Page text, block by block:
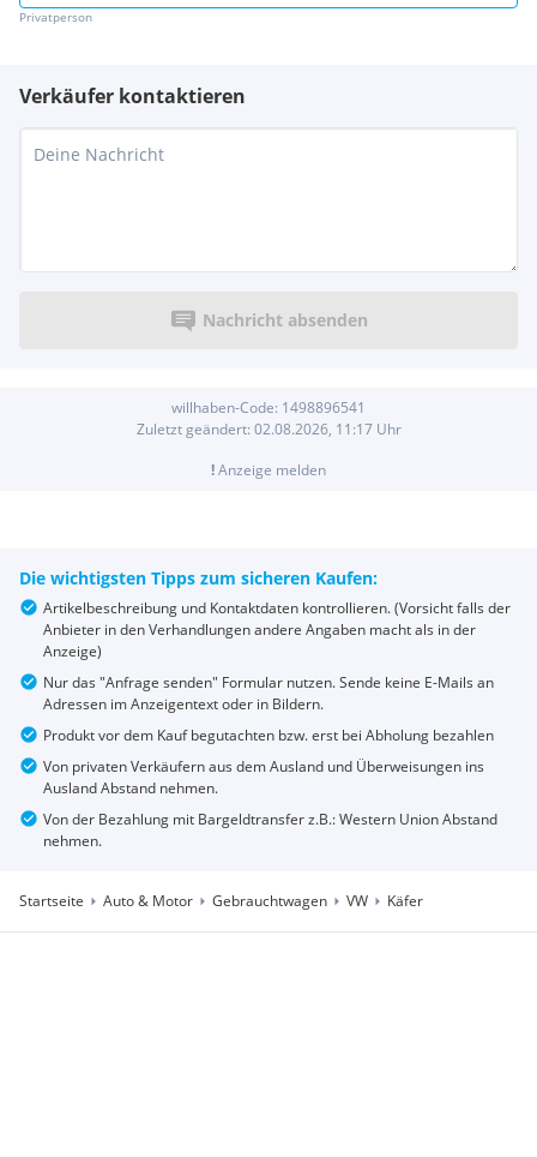
Privatperson
Verkäufer kontaktieren
Nachricht absenden
willhaben-Code: 1498896541
Zuletzt geändert: 02.08.2026, 11:17Uhr
!Anzeige melden
Die wichtigsten Tipps zum sicheren Kaufen:
Artikelbeschreibung und Kontaktdaten kontrollieren. (Vorsicht falls der
Anbieter in den Verhandlungen andere Angaben macht als in der
Anzeige)
Nur das "Anfrage senden" Formular nutzen. Sende keine E-Mails an
Adressen im Anzeigentext oder in Bildern.
Produkt vor dem Kauf begutachten bzw. erst bei Abholung bezahlen
Von privaten Verkäufern aus dem Ausland und Überweisungen ins
Ausland Abstand nehmen.
Von der Bezahlung mit Bargeldtransfer z.B.: Western Union Abstand
nehmen.
Startseite Auto & Motor Gebrauchtwagen VW Käfer